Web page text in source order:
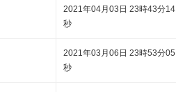
2021年04月03日 23時43分14
秒
2021年03月06日 23時53分05
秒